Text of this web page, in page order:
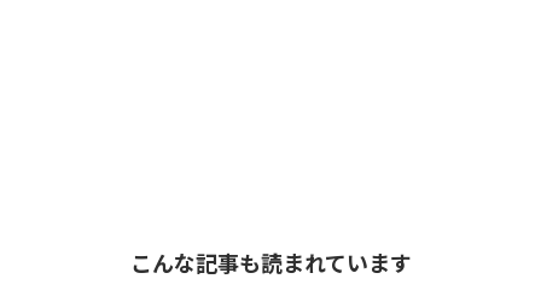
こんな記事も読まれています